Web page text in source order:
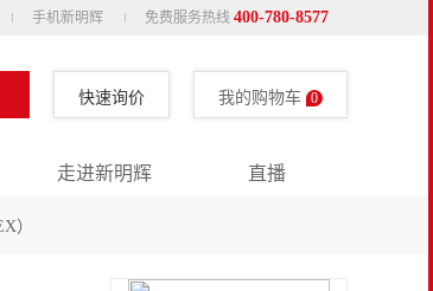
手机新明辉 免费服务热线 400-780-8577
快速询价 我的购物车 0
走进新明辉 直播
）